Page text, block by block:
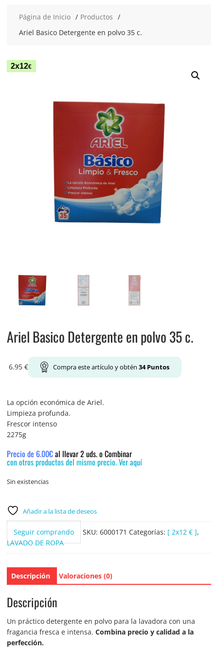
Página de Inicio
Productos
Ariel Basico Detergente en polvo 35 c.
2x12€
Ariel Basico Detergente en polvo 35 c.
6.95 € Compra este artículo y obtén 34Puntos
La opción económica de Ariel.
Limpieza profunda.
Frescor intenso
2275g
Precio de 6.00€al llevar 2 uds. o Combinar
con otros productos del mismo precio. Ver aquí
Sin existencias
Añadir a la lista de deseos
Seguir comprando SKU: 6000171 Categorías: [ 2x12 € ],
LAVADO DE ROPA
Descripción Valoraciones (0)
Descripción
Un práctico detergente en polvo para la lavadora con una
fragancia fresca e intensa. Combina precio y calidad a la
perfección.